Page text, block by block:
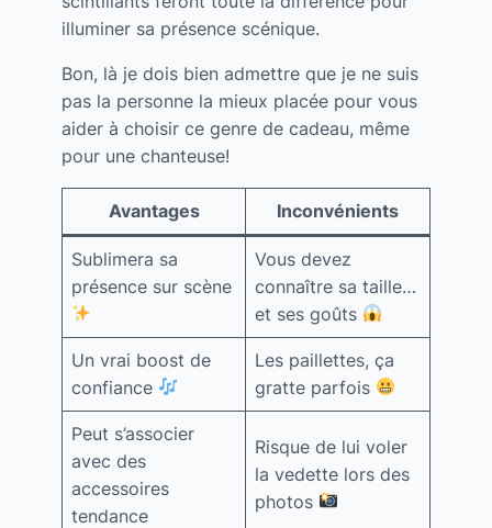
illuminer sa présence scénique.
Bon, là je dois bien admettre que je ne suis
pas la personne la mieux placée pour vous
aider à choisir ce genre de cadeau, même
pour une chanteuse!
Avantages Inconvénients
Sublimera sa
présence sur scène
Vous devez
connaître sa taille…
et ses goûts
Un vrai boost de
confiance
Les paillettes, ça
gratte parfois
Peut s’associer
avec des
accessoires
tendance
Risque de lui voler
la vedette lors des
photos